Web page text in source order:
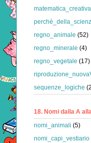
matematica_creativa
regno_animale (52)
regno_minerale (4)
regno_vegetale (17)
sequenze_logiche
18. Nomi dalla A
nomi_animali (5)
nomi_capi_vestiario